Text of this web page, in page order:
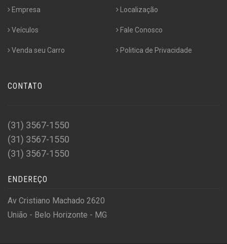
Empresa
Veículos
Venda seu Carro
Localização
Fale Conosco
Politica de Privacidade
CONTATO
(31) 3567-1550
(31) 3567-1550
(31) 3567-1550
ENDEREÇO
Av Cristiano Machado 2620
União - Belo Horizonte - MG